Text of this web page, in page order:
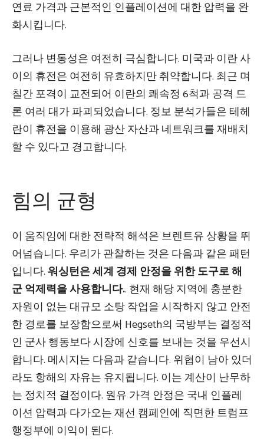
연료 가격과 근본적인 인플레이션에 대한 압력을 완
화시킵니다.
그러나 변동성은 여전히 ​​극심합니다. 미국과 이란 사
이의 휴전은 여전히 ​​유효하지만 취약합니다. 최근 며
칠간 포격이 교전되어 이란의 쾌속정 6척과 공격 드
론 여러 대가 파괴되었습니다. 정보 분석가들은 테헤
란이 휴전을 이용해 광산 자산과 네트워크를 재배치
할 수 있다고 경고합니다.
힘의 균형
이 움직임에 대한 전략적 해석은 브렌트유 상황을 뛰
어넘습니다. 우리가 관찰하는 것은 다음과 같은 패턴
입니다. 워싱턴은 세계 경제 안정을 위한 도구로 해
군 억제력을 사용합니다.. 현재 해당 지역에 충분한
자원이 없는 대규모 소탕 작업을 시작하지 않고 안전
한 경로를 보장함으로써 Hegseth의 국방부는 결정적
인 군사 행동보다 시장에 신호를 보내는 것을 우선시
합니다. 메시지는 다음과 같습니다. 위협이 남아 있더
라도 항해의 자유는 유지됩니다. 이는 계산이 난무하
는 정치적 결정이다. 원유 가격 안정은 국내 인플레
이션 압력과 다가오는 재선 캠페인에 직면한 트럼프
행정부에 이익이 된다.